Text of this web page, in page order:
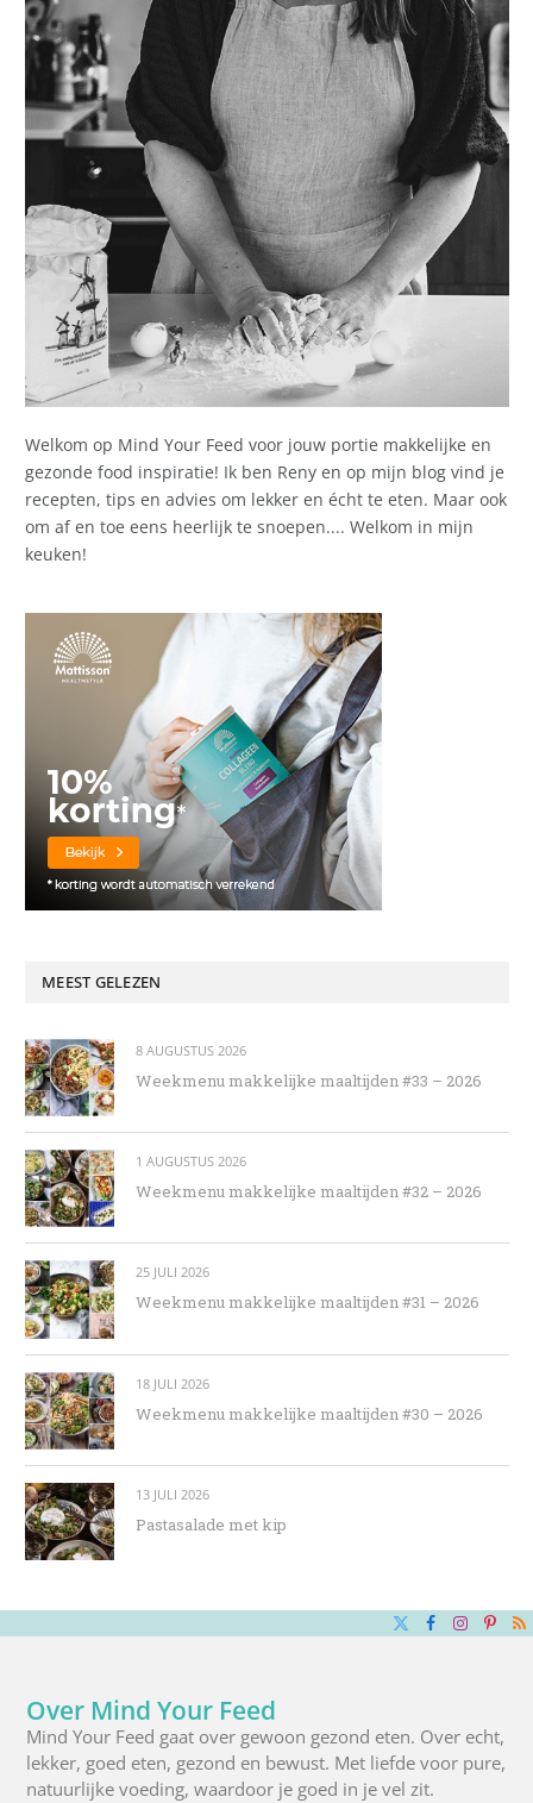
Welkom op Mind Your Feed voor jouw portie makkelijke en
gezonde food inspiratie! Ik ben Reny en op mijn blog vind je
recepten, tips en advies om lekker en écht te eten. Maar ook
om af en toe eens heerlijk te snoepen.... Welkom in mijn
keuken!
MEEST GELEZEN
8 AUGUSTUS 2026
Weekmenu makkelijke maaltijden #33 – 2026
1 AUGUSTUS 2026
Weekmenu makkelijke maaltijden #32 – 2026
25 JULI 2026
Weekmenu makkelijke maaltijden #31 – 2026
18 JULI 2026
Weekmenu makkelijke maaltijden #30 – 2026
13 JULI 2026
Pastasalade met kip
X
Facebook
Over Mind Your Feed
Mind Your Feed gaat over gewoon gezond eten. Over echt,
lekker, goed eten, gezond en bewust. Met liefde voor pure,
natuurlijke voeding, waardoor je goed in je vel zit.